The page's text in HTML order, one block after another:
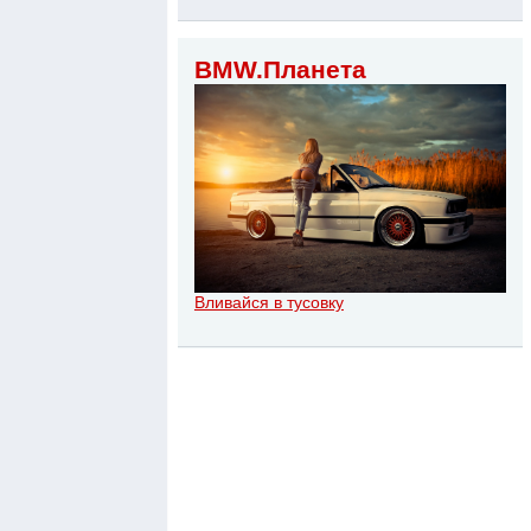
BMW.Планета
Вливайся в тусовку